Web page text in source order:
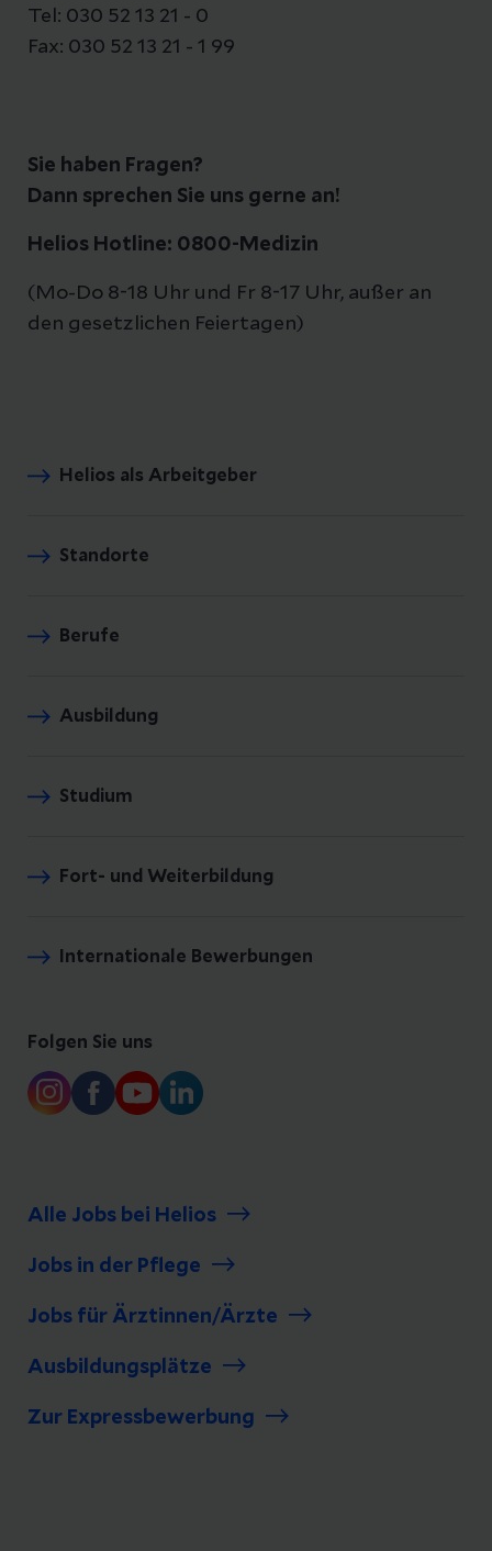
Tel: 030 52 13 21 - 0
Fax: 030 52 13 21 - 1 99
Sie haben Fragen?
Dann sprechen Sie uns gerne an!
Helios Hotline: 0800-Medizin
(Mo-Do 8-18 Uhr und Fr 8-17 Uhr, außer an
den gesetzlichen Feiertagen)
Helios als Arbeitgeber
Standorte
Berufe
Ausbildung
Studium
Fort- und Weiterbildung
Internationale Bewerbungen
Folgen Sie uns
Alle Jobs bei Helios
Jobs in der Pflege
Jobs für Ärztinnen/Ärzte
Ausbildungsplätze
Zur Expressbewerbung